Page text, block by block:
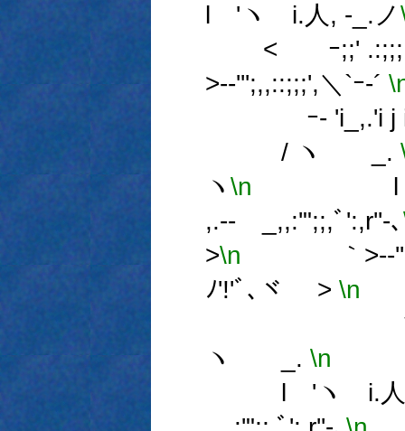
l 'ヽゝi.人, -_.ノ
< ｰ;;'
>-‐''';,,::;;;',＼`ｰ-´
ｰ- 'i_,.'i j i'
/ ヽ _.
ヽ \n l 'ヽゝ
,.-‐ゝ_,,:'";;,ﾞ':,r''‐､
>\n ｀>-
ﾉ'!'ﾞ､ヾ > \n
ヽ
ヽ _. \n
l 'ヽゝi.人,